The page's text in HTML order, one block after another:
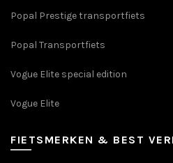
Popal Prestige transportfiets
Popal Transportfiets
Vogue Elite special edition
Vogue Elite
FIETSMERKEN & BEST